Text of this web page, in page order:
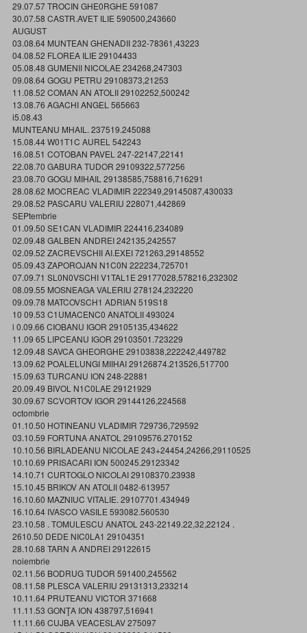
29.07.57 TROCIN GHE0RGHE 591087
30.07.58 CASTR.AVET ILIE 590500,243660
AUGUST
03.08.64 MUNTEAN GHENADII 232-78361,43223
04.08.52 FLOREA ILIE 29104433
05.08.48 GUMENII NICOLAE 234268,247303
09.08.64 GOGU PETRU 29108373,21253
11.08.52 COMAN AN ATOLII 29102252,500242
13.08.76 AGACHI ANGEL 565663
i5.08.43
MUNTEANU MHAIL. 237519.245088
15.08.44 W01T1C AUREL 542243
16.08.51 COTOBAN PAVEL 247-22147,22141
22.08.70 GABURA TUDOR 29109322,577256
23.08.70 GOGU MIHAIL 29138585,758816,716291
28.08.62 MOCREAC VLADIMIR 222349,29145087,430033
29.08.52 PASCARU VALERIU 228071,442869
SEPtembrie
01.09.50 SE1CAN VLADIMIR 224416,234089
02.09.48 GALBEN ANDREI 242135,242557
02.09.52 ZACREVSCHII AI.EXEI 721263,29148552
05.09.43 ZAPOROJAN N1C0N 222234,725701
07.09.71 SL0N0VSCHI V1TAL1E 29177028,578216,232302
08.09.55 MOSNEAGA VALERIU 278124,232220
09.09.78 MATCOVSCH1 ADRIAN 519S18
10 09.53 C1UMACENC0 ANATOLII 493024
i 0.09.66 CIOBANU IGOR 29105135,434622
11.09 65 LIPCEANU IGOR 29103501.723229
12.09.48 SAVCA GHEORGHE 29103838,222242,449782
13.09.62 POALELUNGI MIIHAI 29126874.213526,517700
15.09.63 TURCANU ION 248-22881
20.09.49 BIVOL N1C0LAE 29121929
30.09.67 SCVORTOV IGOR 29144126,224568
octombrie
01.10.50 HOTINEANU VLADIMIR 729736,729592
03.10.59 FORTUNA ANATOL 29109576.270152
10.10.56 BIRLADEANU NICOLAE 243+24454,24266,29110525
10.10.69 PRISACARI ION 500245.29123342
14.10.71 CURTOGLO NICOLAI 29108370.23938
15.10.45 BRIKOV AN ATOLII 0482-613957
16.10.60 MAZNIUC VITALIE. 29107701.434949
16.10.64 IVASCO VASILE 593082.560530
23.10.58 . TOMULESCU ANATOL 243-22149.22,32,22124 .
2610.50 DEDE NIC0LA1 29104351
28.10.68 TARN A ANDREI 29122615
noiembrie
02.11.56 BODRUG TUDOR 591400,245562
08.11.58 PLESCA VALERIU 29131313,233214
10.11.64 PRUTEANU VICTOR 371668
11.11.53 GONŢA ION 438797,516941
11.11.66 CUJBA VEACESLAV 275097